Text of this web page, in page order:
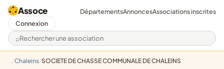
Assoce
Rechercher une association
DépartementsAnnoncesAssociations inscrites
Connexion
Chaleins SOCIETE DE CHASSE COMMUNALE DE CHALEINS